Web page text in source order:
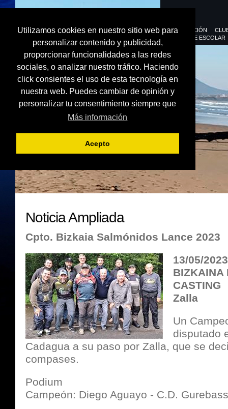
Utilizamos cookies en nuestro sitio web para
personalizar contenido y publicidad,
proporcionar funcionalidades a las redes
sociales, o analizar nuestro tráfico. Haciendo
click consientes el uso de esta tecnología en
nuestra web. Puedes cambiar de opinión y
personalizar tu consentimiento siempre que
Más información
Acepto
FEDERACIÓN
DEPORTE ESCOLAR
Noticia Ampliada
Cpto. Bizkaia Salmónidos Lance 2023
13/05/
BIZKAINA
CASTING
Zalla
Un
disputado
Cadagua a su paso por Zalla, que se
compases.
Podium
Campeón: Diego Aguayo - C.D. Gurebass